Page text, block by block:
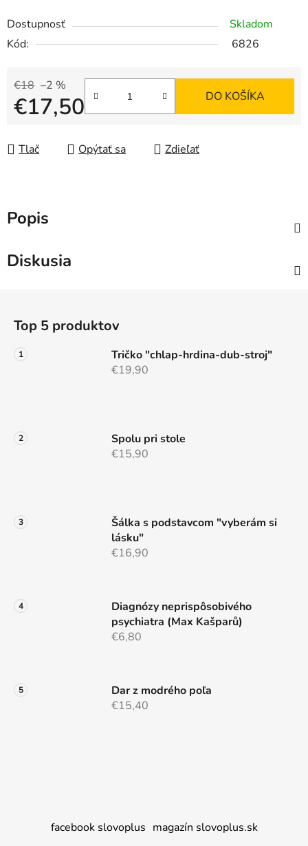
Dostupnosť
Skladom
Kód:
6826
€18 –2 %
€17,50 DO KOŠÍKA
Tlač Opýtať sa Zdieľať
Popis
Diskusia
Top 5 produktov
Tričko "chlap-hrdina-dub-stroj"
€19,90
Spolu pri stole
€15,90
Šálka s podstavcom "vyberám si
lásku"
€16,90
Diagnózy neprispôsobivého
psychiatra (Max Kašparů)
€6,80
Dar z modrého poľa
€15,40
facebook slovoplus magazín slovoplus.sk